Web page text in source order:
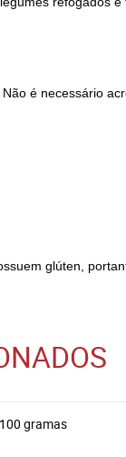
é necessário
glúten,
gramas